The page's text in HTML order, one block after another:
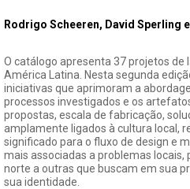
Rodrigo Scheeren, David Sperling
O catálogo apresenta 37 projetos
América Latina. Nesta segunda
iniciativas que aprimoram a
processos investigados e os
propostas, escala de fabricação,
amplamente ligados à cultura local,
significado para o fluxo de design e
mais associadas a problemas
norte a outras que buscam em sua
sua identidade.